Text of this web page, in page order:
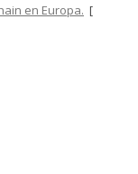
en Europa. [